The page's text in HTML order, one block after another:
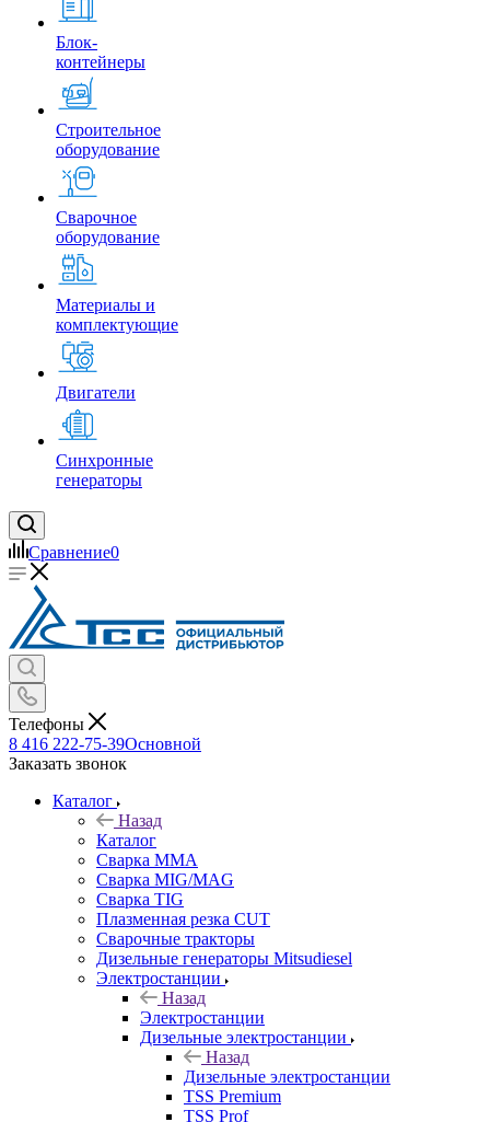
Блок-
контейнеры
Строительное
оборудование
Сварочное
оборудование
Материалы и
комплектующие
Двигатели
Синхронные
генераторы
Сравнение0
Телефоны
8 416 222-75-39Основной
Заказать звонок
Каталог
Назад
Каталог
Сварка MMA
Сварка MIG/MAG
Сварка TIG
Плазменная резка CUT
Сварочные тракторы
Дизельные генераторы Mitsudiesel
Электростанции
Назад
Электростанции
Дизельные электростанции
Назад
Дизельные электростанции
TSS Premium
TSS Prof